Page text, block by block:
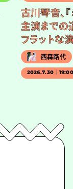
古川琴音、
主演までの
フラットな
西森路代
2026.7.30｜